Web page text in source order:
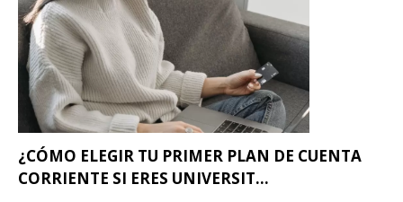
¿CÓMO ELEGIR TU PRIMER PLAN DE CUENTA
CORRIENTE SI ERES UNIVERSIT...